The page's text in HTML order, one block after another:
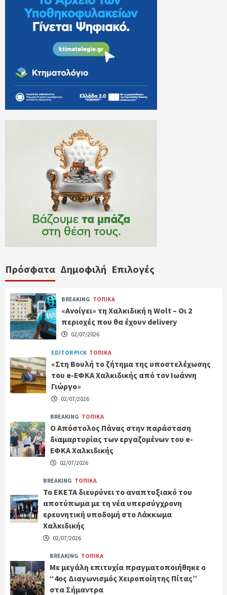
Πρόσφατα Δημοφιλή Επιλογές
BREAKING ΤΟΠΙΚΑ
«Ανοίγει» τη Χαλκιδική η Wolt – Οι 2
περιοχές που θα έχουν delivery
02/07/2026
EDITOR PICK ΤΟΠΙΚΑ
«Στη Βουλή το ζήτημα της υποστελέχωσης
του e-ΕΦΚΑ Χαλκιδικής από τον Ιωάννη
Γιώργο»
02/07/2026
BREAKING ΤΟΠΙΚΑ
Ο Απόστολος Πάνας στην παράσταση
διαμαρτυρίας των εργαζομένων του e-
ΕΦΚΑ Χαλκιδικής
02/07/2026
BREAKING ΤΟΠΙΚΑ
Το ΕΚΕΤΑ διευρύνει το αναπτυξιακό του
αποτύπωμα με τη νέα υπερσύγχρονη
ερευνητική υποδομή στο Λάκκωμα
Χαλκιδικής
02/07/2026
BREAKING ΤΟΠΙΚΑ
Με μεγάλη επιτυχία πραγματοποιήθηκε ο
“4ος Διαγωνισμός Χειροποίητης Πίτας”
στα Σήμαντρα